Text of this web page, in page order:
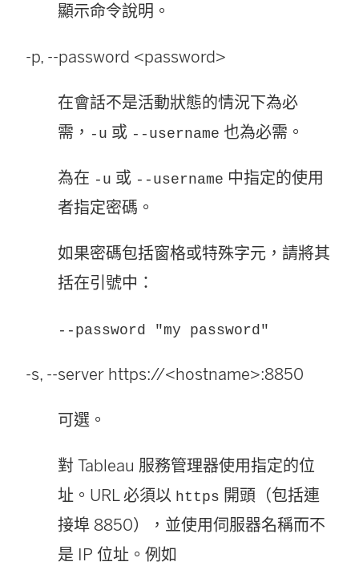
顯示命令說明。
-p, --password <password>
在會話不是活動狀態的情況下為必
需， -u 或 --username 也為必需。
為在 -u 或 --username 中指定的使用
者指定密碼。
如果密碼包括窗格或特殊字元，請將其
括在引號中：
--password "my password"
-s, --server https://<hostname>:8850
可選。
對 Tableau 服務管理器使用指定的位
址。URL 必須以 https 開頭（包括連
接埠 8850），並使用伺服器名稱而不
是 IP 位址。例如